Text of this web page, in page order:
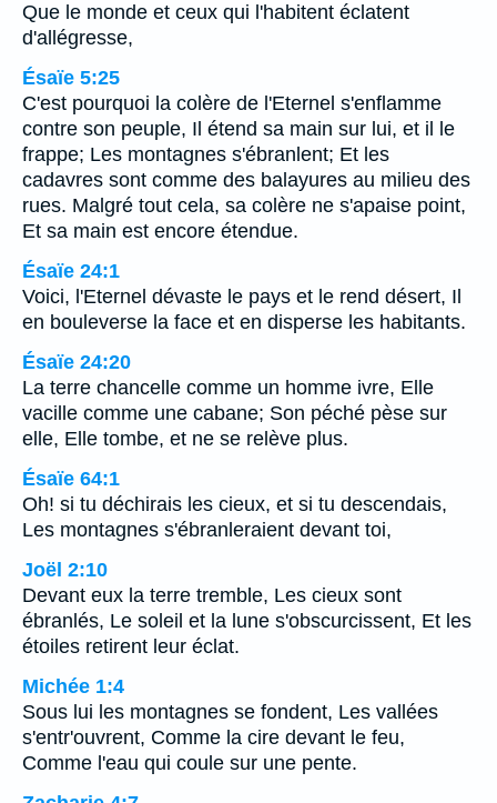
Que le monde et ceux qui l'habitent éclatent
d'allégresse,
Ésaïe 5:25
C'est pourquoi la colère de l'Eternel s'enflamme
contre son peuple, Il étend sa main sur lui, et il le
frappe; Les montagnes s'ébranlent; Et les
cadavres sont comme des balayures au milieu des
rues. Malgré tout cela, sa colère ne s'apaise point,
Et sa main est encore étendue.
Ésaïe 24:1
Voici, l'Eternel dévaste le pays et le rend désert, Il
en bouleverse la face et en disperse les habitants.
Ésaïe 24:20
La terre chancelle comme un homme ivre, Elle
vacille comme une cabane; Son péché pèse sur
elle, Elle tombe, et ne se relève plus.
Ésaïe 64:1
Oh! si tu déchirais les cieux, et si tu descendais,
Les montagnes s'ébranleraient devant toi,
Joël 2:10
Devant eux la terre tremble, Les cieux sont
ébranlés, Le soleil et la lune s'obscurcissent, Et les
étoiles retirent leur éclat.
Michée 1:4
Sous lui les montagnes se fondent, Les vallées
s'entr'ouvrent, Comme la cire devant le feu,
Comme l'eau qui coule sur une pente.